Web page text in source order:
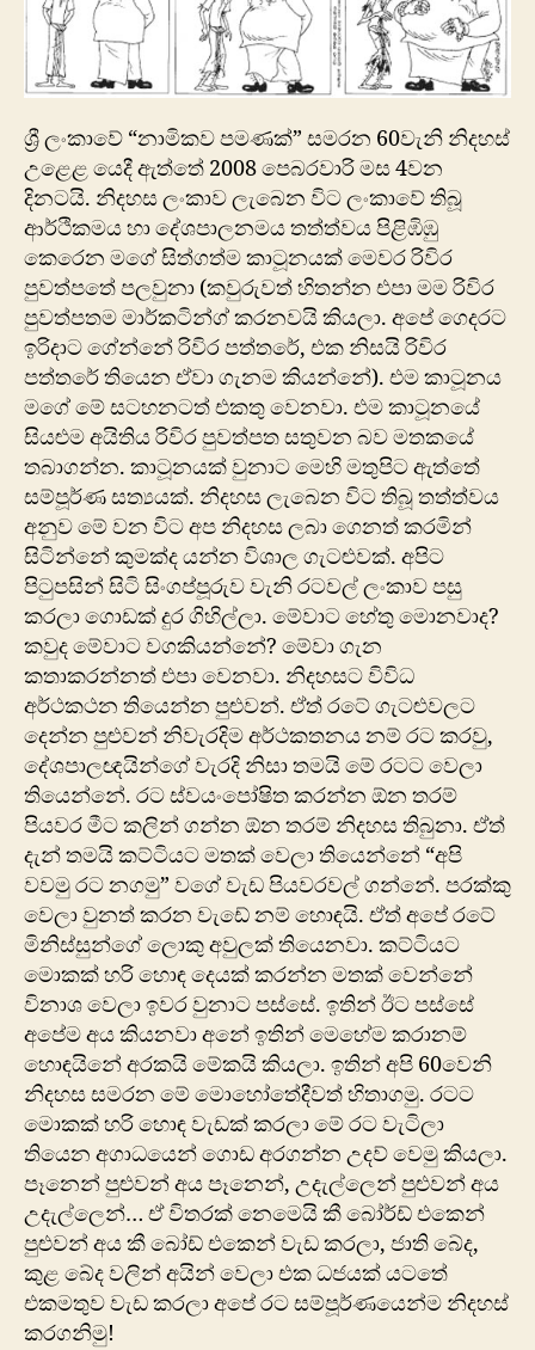
ශ්‍රී ලංකාවේ “නාමිකව පමණක්” සමරන 60වැනි නිදහස්
උළෙළ යෙදී ඇත්තේ 2008 පෙබරවාරි මස 4වන
දිනටයි. නිදහස ලංකාව ලැබෙන විට ලංකාවේ තිබූ
ආර්ථිකමය හා දේශපාලනමය තත්ත්වය පිළිඹිඹු
කෙරෙන මගේ සිත්ගත්ම කාටූනයක් මෙවර රිවිර
පුවත්පතේ පලවුනා (කවුරුවත් හිතන්න එපා මම රිවිර
පුවත්පතම මාර්කටින්ග් කරනවයි කියලා. අපේ ගෙදරට
ඉරිදාට ගේන්නේ රිවිර පත්තරේ, එක නිසයි රිවිර
පත්තරේ තියෙන ඒවා ගැනම කියන්නේ). එම කාටූනය
මගේ මේ සටහනටත් එකතු‍ වෙනවා. එම කාටූනයේ
සියළුම අයිතිය රිවිර පුවත්පත සතුවන බව මතකයේ
තබාගන්න.‍ කාටූනයක් වුනාට මෙහි මතුපිට ඇත්තේ
සම්පූර්ණ සත්‍යයක්. නිදහස ලැබෙන විට තිබූ තත්ත්වය
අනුව මේ වන විට අප නිදහස ලබා‍ ගෙනත් කරමින්
සිටින්නේ කුමක්ද යන්න විශාල ගැටළුවක්. අපිට
පිටුපසින් සිටි සිංගප්පූරුව වැනි රටවල් ලංකාව පසු
කරලා ගොඩක් දුර ගිහිල්ලා. මේවාට හේතු මොනවාද?
කවුද මේවාට වගකියන්නේ? මේවා ගැන
කතාකරන්නත් එපා වෙනවා. නිදහසට විවිධ
අර්ථකථන තියෙන්න පුළුවන්. ඒත් රටේ ගැටළුවලට
දෙන්න පුළුවන් නිවැරදිම අර්ථකතනය නම් රට කරවු,
දේශපාලඥයින්ගේ වැරදි නිසා තමයි මේ රටට වෙලා
තියෙන්නේ. රට ස්වයංපෝෂිත කරන්න ඕන තරම්
පියවර මීට කලින් ගන්න ඕන තරම් නිදහස තිබුනා. ඒත්
දැන් තමයි කට්ටියට මතක් වෙලා තියෙන්නේ “අපි
වවමු රට නගමු” වගේ වැඩ පියවරවල් ‍ගන්නේ. පරක්කු
වෙලා වුනත් කරන වැඩේ නම් හොඳයි. ඒත් අපේ රටේ
මිනිස්සුන්ගේ ලොකු අවුලක් තියෙනවා. කට්ටියට
මොකක් හරි හොඳ දෙයක් කරන්න මතක් වෙන්නේ
විනාශ වෙලා ඉවර වුනාට පස්සේ. ඉතින් ඊට පස්සේ
අපේම අය කියනවා අනේ ඉතින් මෙහේම කරානම්
හොඳයිනේ අරකයි මේකයි කියලා. ඉතින් අපි 60වෙනි
නිදහස සමරන මේ මොහෝතේදීවත් හිතාගමු. රටට
මොකක් හරි ‍හොඳ වැඩක් කරලා මේ රට වැටිලා
තියෙන අගාධයෙන් ගොඩ අරගන්න උදව් වෙමු කියලා.
පෑනෙන් පුළුවන් අය පෑනෙන්, උදැල්ලෙන් පුළුවන් අය
උදැල්ලෙන්… ඒ විතරක් නෙමෙයි කී බෝර්ඩ් එකෙන්
පුළුවන් අය කී බෝඩ් එකෙන් වැඩ කරලා, ජාති බේද,
කුළ බේද වලින් අයින් වෙලා එක ධජයක් යටතේ
එකමතුව වැඩ කරලා අපේ රට සම්පූර්ණයෙන්ම නිදහස්
කරගනිමු!